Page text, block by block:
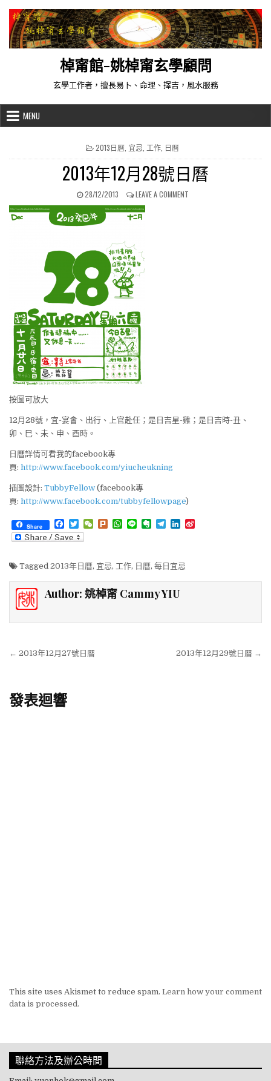
棹甯館-姚棹甯玄學顧問
玄學工作者，擅長易卜、命理、擇吉，風水服務
MENU
POSTED IN
2013日曆, 宜忌, 工作, 日曆
2013年12月28號日曆
PUBLISHED DATE:
28/12/2013 LEAVE A COMMENTON 2013年12月28號日曆
按圖可放大
12月28號，宜-宴會、出行、上官赴任；是日吉星-雞；是日吉時-丑、
卯、巳、未、申、酉時。
日曆詳情可看我的facebook專
頁: http://www.facebook.com/yiucheukning
插圖設計: TubbyFellow (facebook專
頁: http://www.facebook.com/tubbyfellowpage)
Share
a
c
b
o
k
T
w
i
t
e
r
W
a
t
k
W
s
A
p
p
E
n
o
t
e
g
r
a
m
L
e
d
I
i
Tagged 2013年日曆, 宜忌, 工作, 日曆, 每日宜忌
Author: 姚棹甯 Cammy YIU
文章導覽
← 2013年12月27號日曆 2013年12月29號日曆 →
發表迴響
This site uses Akismet to reduce spam. Learn how your comment
data is processed.
聯絡方法及辦公時間